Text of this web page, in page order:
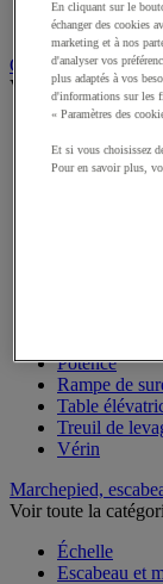
Tendeur
Gerbeur, palan et
Voir toute la
Cric
Élévateur de
Grue et
Palan de
Pont de
Potence
Rampe de
Table
Treuil de
Vérin
Marchepied,
Voir toute la
Échelle
Escabeau et
En cliquant sur le
échanger des cookies
marketing et à nos
d'analyser vos
plus adaptés à vos
d'informations sur les
« Paramètres des
Et si vous choisissez
Pour en savoir plus,